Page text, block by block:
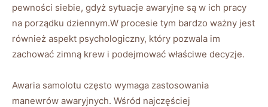
pewności⁤ siebie, gdyż sytuacje awaryjne są w ich pracy
na porządku dziennym.W procesie tym ⁣bardzo ważny jest
również aspekt psychologiczny,​ który pozwala im
zachować​ zimną krew i podejmować właściwe decyzje.
Awaria samolotu często wymaga zastosowania
⁤manewrów ​awaryjnych. Wśród najczęściej